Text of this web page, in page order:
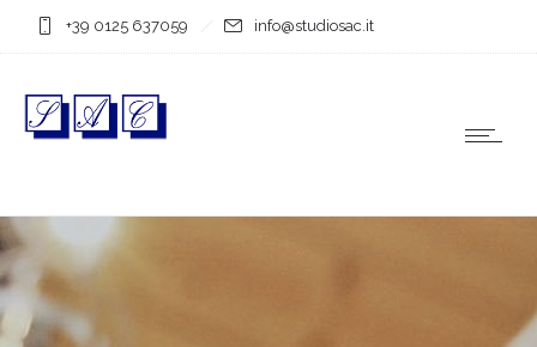
+39 0125 637059 info@studiosac.it